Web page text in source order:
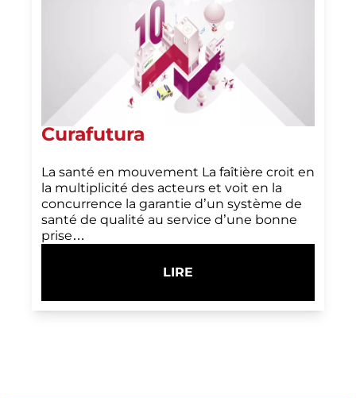
AUX
AIRS
DE
DOLCE
VITA
Curafutura
La santé en mouvement La faîtière croit en
la multiplicité des acteurs et voit en la
concurrence la garantie d’un système de
santé de qualité au service d’une bonne
prise…
LIRE
: